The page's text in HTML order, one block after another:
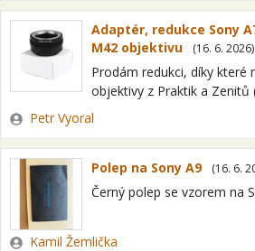
fotoaparáty Sony…
Adaptér, redukce Sony
M42 objektivu
(16. 6. 2026)
Prodám redukci, díky které
objektivy z Praktik a Zenitů
a7 | a7S | a7R | a7 II | a7R
Zadavatel
Petr Vyoral
Polep na Sony A9 (16. 6.
Černý polep se vzorem na
Zadavatel
Kamil Žemlička